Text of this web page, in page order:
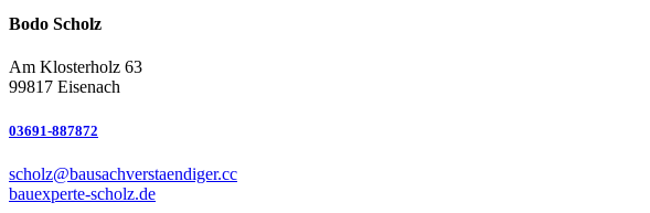
Bodo Scholz
Am Klosterholz 63
99817 Eisenach
03691-887872
scholz@bausachverstaendiger.cc
bauexperte-scholz.de